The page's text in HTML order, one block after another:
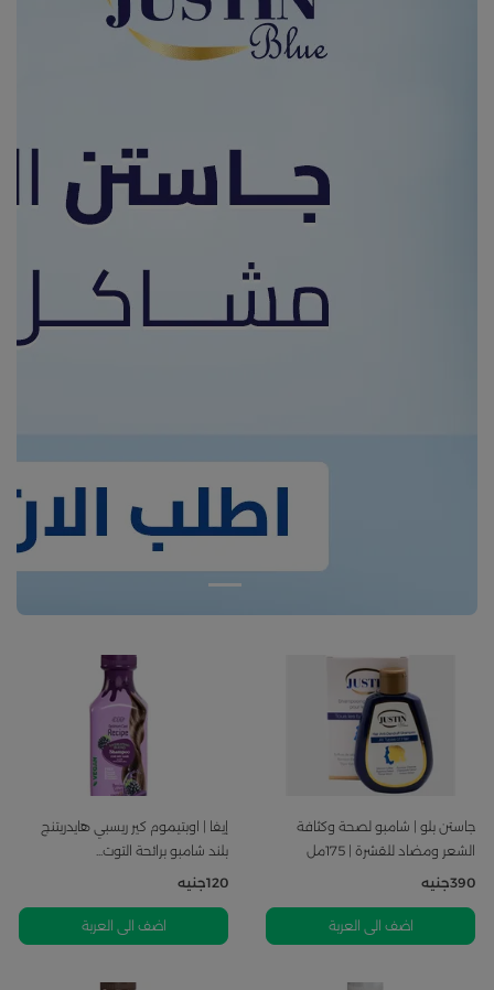
جاستن بلو | شامبو لصحة وكثافة
الشعر ومضاد للقشرة | 175مل
390جنيه
اضف الى العربة
إيفا | اوبتيموم كير ريسبي هايدريتنج
بلند شامبو برائحة التوت...
120جنيه
اضف الى العربة